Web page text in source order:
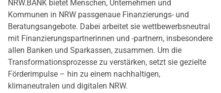
NRW.BANK bietet Menschen, Unternehmen und
Kommunen in NRW passgenaue Finanzierungs- und
Beratungsangebote. Dabei arbeitet sie wettbewerbsneutral
mit Finanzierungspartnerinnen und -partnern, insbesondere
allen Banken und Sparkassen, zusammen. Um die
Transformationsprozesse zu verstärken, setzt sie gezielte
Förderimpulse – hin zu einem nachhaltigen,
klimaneutralen und digitalen NRW.